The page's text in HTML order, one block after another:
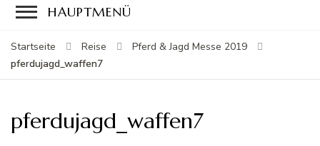
HAUPTMENÜ
Startseite Reise
Pferd & Jagd Messe 2019
pferdujagd_waffen7
pferdujagd_waffen7